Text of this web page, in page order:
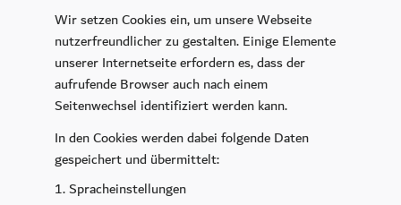
Wir setzen Cookies ein, um unsere Webseite
nutzerfreundlicher zu gestalten. Einige Elemente
unserer Internetseite erfordern es, dass der
aufrufende Browser auch nach einem
Seitenwechsel identifiziert werden kann.
In den Cookies werden dabei folgende Daten
gespeichert und übermittelt:
Spracheinstellungen